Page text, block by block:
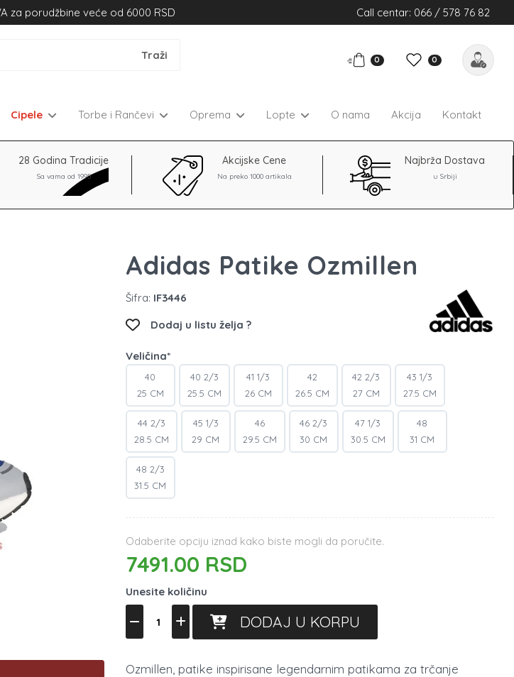
za porudžbine veće od 6000 RSD Call centar: 066 / 578 76 82
0 0
Cipele Torbe i Rančevi Oprema Lopte O nama Akcija Kontakt
28 Godina Tradicije
Sa vama od 1995
Akcijske Cene
Na preko 1000 artikala
Najbrža Dostava
u Srbiji
Adidas Patike Ozmillen
Šifra: IF3446
Dodaj u listu želja ?
Veličina*
40
25 CM
40 2/3
25.5 CM
41 1/3
26 CM
42
26.5 CM
42 2/3
27 CM
43 1/3
27.5 CM
44 2/3
28.5 CM
45 1/3
29 CM
46
29.5 CM
46 2/3
30 CM
47 1/3
30.5 CM
48
31 CM
48 2/3
31.5 CM
Odaberite opciju iznad kako biste mogli da poručite.
7491.00 RSD
Unesite količinu
DODAJ U KORPU
Ozmillen, patike inspirisane legendarnim patikama za trčanje